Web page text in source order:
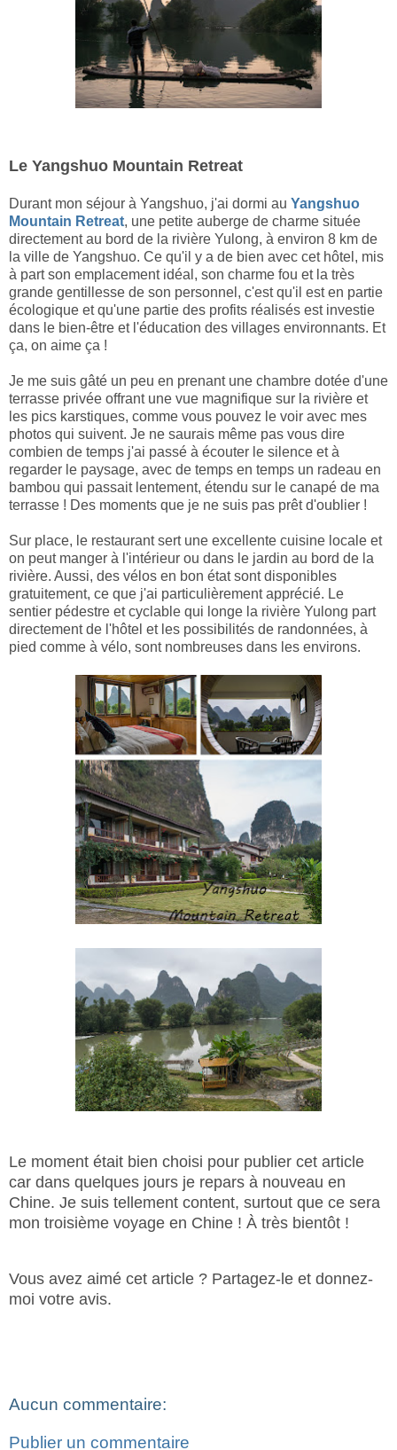
Le Yangshuo Mountain Retreat
Durant mon séjour à Yangshuo, j'ai dormi au Yangshuo
Mountain Retreat, une petite auberge de charme située
directement au bord de la rivière Yulong, à environ 8 km de
la ville de Yangshuo. Ce qu'il y a de bien avec cet hôtel, mis
à part son emplacement idéal, son charme fou et la très
grande gentillesse de son personnel, c'est qu'il est en partie
écologique et qu'une partie des profits réalisés est investie
dans le bien-être et l'éducation des villages environnants. Et
ça, on aime ça !
Je me suis gâté un peu en prenant une chambre dotée d'une
terrasse privée offrant une vue magnifique sur la rivière et
les pics karstiques, comme vous pouvez le voir avec mes
photos qui suivent. Je ne saurais même pas vous dire
combien de temps j'ai passé à écouter le silence et à
regarder le paysage, avec de temps en temps un radeau en
bambou qui passait lentement, étendu sur le canapé de ma
terrasse ! Des moments que je ne suis pas prêt d'oublier !
Sur place, le restaurant sert une excellente cuisine locale et
on peut manger à l'intérieur ou dans le jardin au bord de la
rivière. Aussi, des vélos en bon état sont disponibles
gratuitement, ce que j'ai particulièrement apprécié. Le
sentier pédestre et cyclable qui longe la rivière Yulong part
directement de l'hôtel et les possibilités de randonnées, à
pied comme à vélo, sont nombreuses dans les environs.
Le moment était bien choisi pour publier cet article
car dans quelques jours je repars à nouveau en
Chine. Je suis tellement content, surtout que ce sera
mon troisième voyage en Chine ! À très bientôt !
Vous avez aimé cet article ? Partagez-le et donnez-
moi votre avis.
Aucun commentaire:
Publier un commentaire